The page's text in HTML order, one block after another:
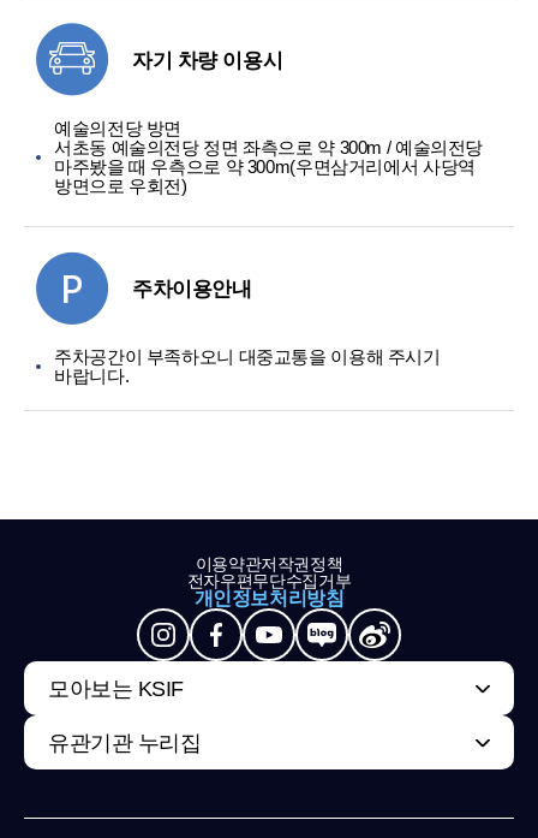
자기 차량 이용시
예술의전당 방면
서초동 예술의전당 정면 좌측으로 약 300m / 예술의전당
마주봤을 때 우측으로 약 300m(우면삼거리에서 사당역
방면으로 우회전)
주차이용안내
주차공간이 부족하오니 대중교통을 이용해 주시기
바랍니다.
이용약관저작권정책
전자우편무단수집거부
개인정보처리방침
모아보는 KSIF
유관기관 누리집